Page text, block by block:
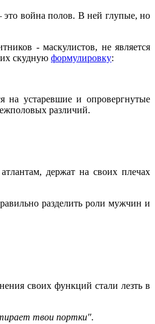
это война полов. В ней глупые, но
- маскулистов, не является
скудную формулировку:
на устаревшие и опровергнутые
различий.
держат на своих плечах
разделить роли мужчин и
своих функций стали лезть в
твои портки".